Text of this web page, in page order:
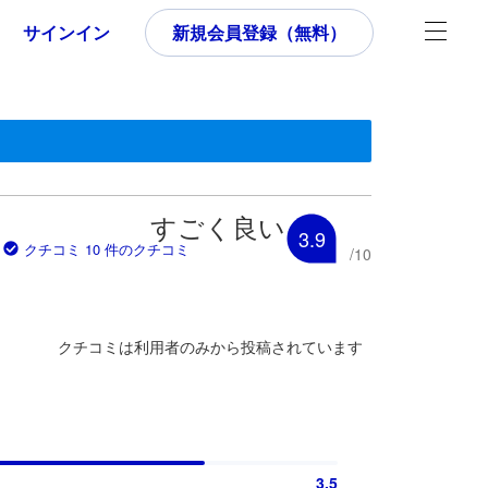
サインイン 新規会員登録（無料）
すごく良い
クチコミ 10 件のクチコミ 3.9
/10
クチコミは利用者のみから投稿されています
3.5